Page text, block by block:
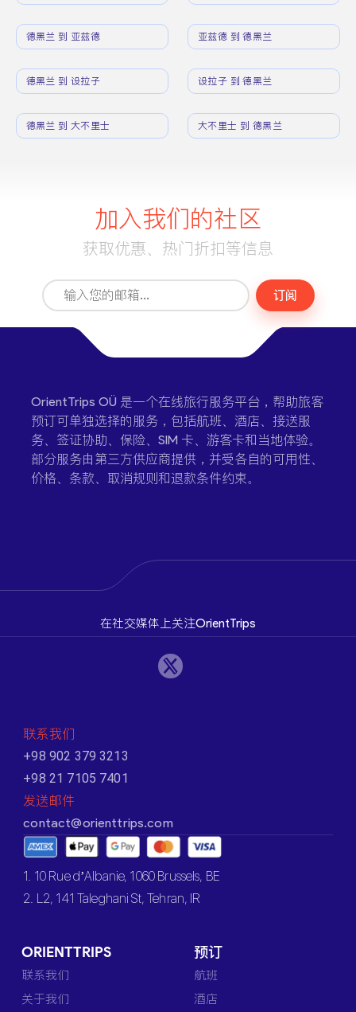
德黑兰 到 亚兹德 亚兹德 到 德黑兰
德黑兰 到 设拉子 设拉子 到 德黑兰
德黑兰 到 大不里士 大不里士 到 德黑兰
加入我们的社区
获取优惠、热门折扣等信息
订阅
OrientTrips OÜ 是一个在线旅行服务平台，帮助旅客
预订可单独选择的服务，包括航班、酒店、接送服
务、签证协助、保险、SIM 卡、游客卡和当地体验。
部分服务由第三方供应商提供，并受各自的可用性、
价格、条款、取消规则和退款条件约束。
在社交媒体上关注OrientTrips
联系我们
+98 902 379 3213
+98 21 7105 7401
发送邮件
contact@orienttrips.com
1. 10 Rue d’Albanie, 1060 Brussels, BE
2. L2, 141 Taleghani St, Tehran, IR
ORIENTTRIPS
联系我们
关于我们
预订
航班
酒店